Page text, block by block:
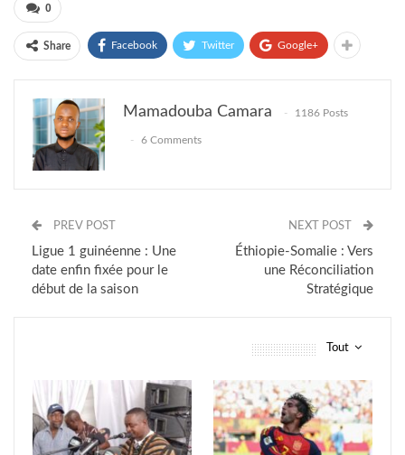
0
Share Facebook Twitter Google+
Mamadouba Camara 1186 Posts
6 Comments
PREV POST
Ligue 1 guinéenne : Une
date enfin fixée pour le
début de la saison
NEXT POST
Éthiopie-Somalie : Vers
une Réconciliation
Stratégique
Tout